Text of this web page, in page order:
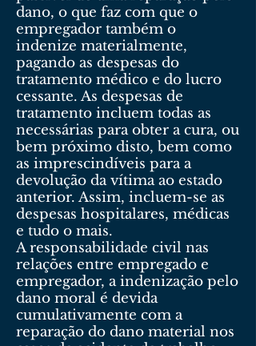
dano, o que faz com que o
empregador também o
indenize materialmente,
pagando as despesas do
tratamento médico e do lucro
cessante. As despesas de
tratamento incluem todas as
necessárias para obter a cura, ou
bem próximo disto, bem como
as imprescindíveis para a
devolução da vítima ao estado
anterior. Assim, incluem-se as
despesas hospitalares, médicas
e tudo o mais.
A responsabilidade civil nas
relações entre empregado e
empregador, a indenização pelo
dano moral é devida
cumulativamente com a
reparação do dano material nos